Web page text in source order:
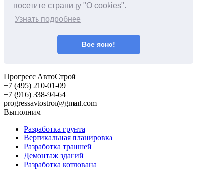
посетите страницу "О cookies".
Узнать подробнее
Все ясно!
Прогресс АвтоСтрой
+7 (495) 210-01-09
+‎7 (916) 338-94-64
progressavtostroi@gmail.com
Выполним
Разработка грунта
Вертикальная планировка
Разработка траншей
Демонтаж зданий
Разработка котлована